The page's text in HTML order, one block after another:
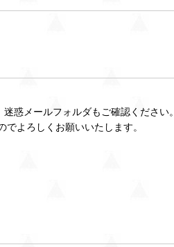
惑メールフォルダもご確認ください。
よろしくお願いいたします。